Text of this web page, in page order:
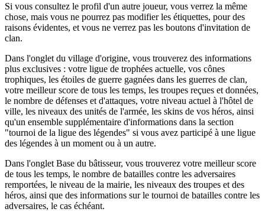
Si vous consultez le profil d'un autre joueur, vous verrez la même
chose, mais vous ne pourrez pas modifier les étiquettes, pour des
raisons évidentes, et vous ne verrez pas les boutons d'invitation de
clan.
Dans l'onglet du village d'origine, vous trouverez des informations
plus exclusives : votre ligue de trophées actuelle, vos cônes
trophiques, les étoiles de guerre gagnées dans les guerres de clan,
votre meilleur score de tous les temps, les troupes reçues et données,
le nombre de défenses et d'attaques, votre niveau actuel à l'hôtel de
ville, les niveaux des unités de l'armée, les skins de vos héros, ainsi
qu'un ensemble supplémentaire d'informations dans la section
"tournoi de la ligue des légendes" si vous avez participé à une ligue
des légendes à un moment ou à un autre.
Dans l'onglet Base du bâtisseur, vous trouverez votre meilleur score
de tous les temps, le nombre de batailles contre les adversaires
remportées, le niveau de la mairie, les niveaux des troupes et des
héros, ainsi que des informations sur le tournoi de batailles contre les
adversaires, le cas échéant.